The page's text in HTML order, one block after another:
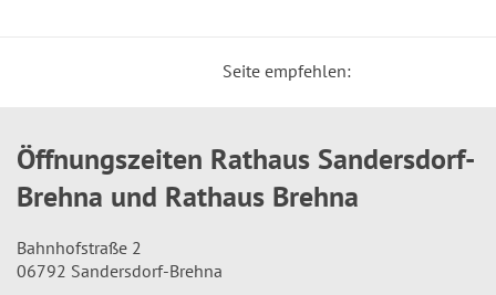
Seite empfehlen:
Öffnungszeiten Rathaus Sandersdorf-
Brehna und Rathaus Brehna
Bahnhofstraße 2
06792 Sandersdorf-Brehna